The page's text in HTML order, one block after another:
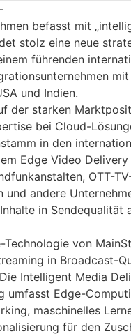
befasst mit
stolz eine neue
führenden
und Indien.
der starken
bei Cloud-
in den
Edge Video
OTT-
und andere
in Sendequalität
von
in Broadcast-
Intelligent Media
umfasst Edge-
maschinelles
für den